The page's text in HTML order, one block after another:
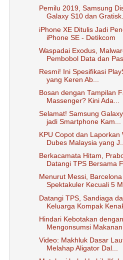
Pemilu 2019, Samsung
Galaxy S10 dan
iPhone XE Ditulis Jadi
iPhone SE - Detikcom
Waspadai Exodus,
Pembobol Data dan
Resmi! Ini Spesifikasi
yang Keren Ab...
Bosan dengan Tampilan
Massenger? Kini Ada...
Selamat! Samsung
jadi Smartphone Kam...
KPU Copot dan Laporkan
Dubes Malaysia yang
Berkacamata Hitam,
Datangi TPS Bersama
Menurut Messi, Barcelona
Spektakuler Kecuali 5
Datangi TPS, Sandiaga
Keluarga Kompak
Hindari Kebotakan dengan
Mengonsumsi Makanan
Video: Makhluk Dasar
Melahap Aligator Dal...